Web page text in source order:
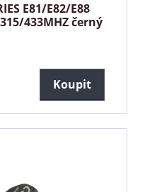
E81/E82/E88
433MHZ černý
Koupit